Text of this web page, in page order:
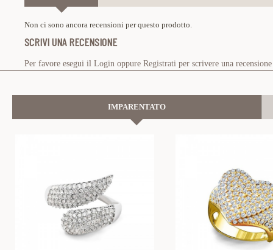
Non ci sono ancora recensioni per questo prodotto.
SCRIVI UNA RECENSIONE
Per favore esegui il Login oppure Registrati per scrivere una recensione
IMPARENTATO